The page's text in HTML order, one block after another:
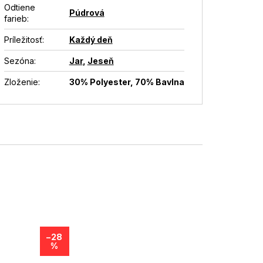
–28
%
Odtiene
farieb:
Púdrová
Príležitosť: Každý deň
Sezóna: Jar, Jeseň
Zloženie: 30% Polyester, 70% Bavlna